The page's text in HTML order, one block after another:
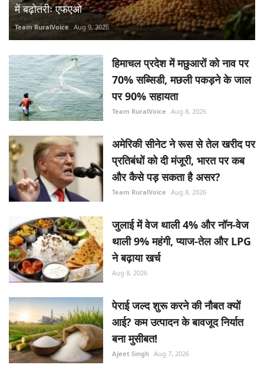
में बढ़ोतरीः एफएओ
Team RuralVoice Aug 9, 2026
हिमाचल प्रदेश में मछुआरों को नाव पर
70% सब्सिडी, मछली पकड़ने के जाल
पर 90% सहायता
Team RuralVoice Aug 8, 2026
अमेरिकी सीनेट ने रूस से तेल खरीद पर
प्रतिबंधों को दी मंजूरी, भारत पर कब
और कैसे पड़ सकता है असर?
Team RuralVoice Aug 8, 2026
जुलाई में वेज थाली 4% और नॉन-वेज
थाली 9% महंगी, प्याज-तेल और LPG
ने बढ़ाया खर्च
Aug 8, 2026
पेराई जल्द शुरू करने की नौबत क्यों
आई? कम उत्पादन के बावजूद निर्यात
बना मुसीबत!
Ajeet Singh Aug 7, 2026